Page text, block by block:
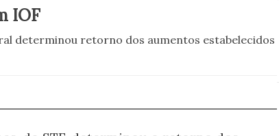
IOF
determinou retorno dos aumentos estabelecidos